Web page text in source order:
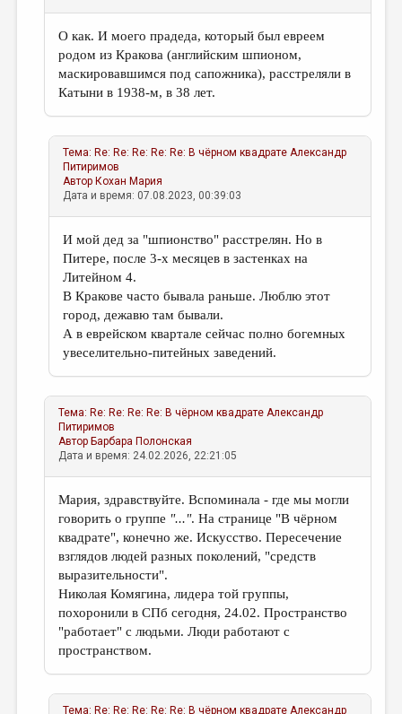
О как. И моего прадеда, который был евреем
родом из Кракова (английским шпионом,
маскировавшимся под сапожника), расстреляли в
Катыни в 1938-м, в 38 лет.
Тема: Re: Re: Re: Re: Re: В чёрном квадрате Александр
Питиримов
Автор Кохан Мария
Дата и время: 07.08.2023, 00:39:03
И мой дед за "шпионство" расстрелян. Но в
Питере, после 3-х месяцев в застенках на
Литейном 4.
В Кракове часто бывала раньше. Люблю этот
город, дежавю там бывали.
А в еврейском квартале сейчас полно богемных
увеселительно-питейных заведений.
Тема: Re: Re: Re: Re: В чёрном квадрате Александр
Питиримов
Автор Барбара Полонская
Дата и время: 24.02.2026, 22:21:05
Мария, здравствуйте. Вспоминала - где мы могли
говорить о группе "...". На странице "В чёрном
квадрате", конечно же. Искусство. Пересечение
взглядов людей разных поколений, "средств
выразительности".
Николая Комягина, лидера той группы,
похоронили в СПб сегодня, 24.02. Пространство
"работает" с людьми. Люди работают с
пространством.
Тема: Re: Re: Re: Re: Re: В чёрном квадрате Александр